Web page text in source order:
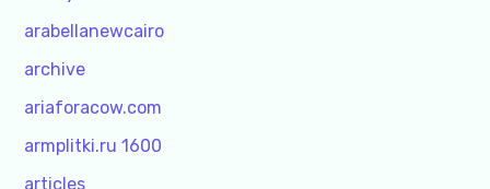
arabellanewcairo
archive
ariaforacow.com
armplitki.ru 1600
articles